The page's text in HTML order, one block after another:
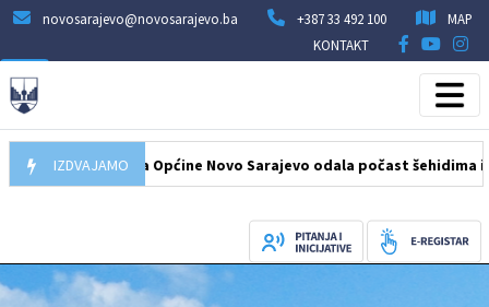
novosarajevo@novosarajevo.ba +387 33 492 100
MAP
KONTAKT
IZDVAJAMO
Delegacija Općine Novo Sarajevo odala počast šehidima i